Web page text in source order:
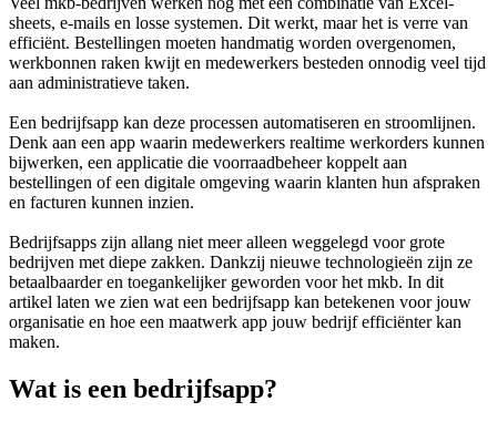
sheets, e-mails en losse systemen. Dit werkt, maar het is verre van
efficiënt. Bestellingen moeten handmatig worden overgenomen,
werkbonnen raken kwijt en medewerkers besteden onnodig veel tijd
aan administratieve taken.
Een bedrijfsapp kan deze processen automatiseren en stroomlijnen.
Denk aan een app waarin medewerkers realtime werkorders kunnen
bijwerken, een applicatie die voorraadbeheer koppelt aan
bestellingen of een digitale omgeving waarin klanten hun afspraken
en facturen kunnen inzien.
Bedrijfsapps zijn allang niet meer alleen weggelegd voor grote
bedrijven met diepe zakken. Dankzij nieuwe technologieën zijn ze
betaalbaarder en toegankelijker geworden voor het mkb. In dit
artikel laten we zien wat een bedrijfsapp kan betekenen voor jouw
organisatie en hoe een maatwerk app jouw bedrijf efficiënter kan
maken.
Wat is een bedrijfsapp?